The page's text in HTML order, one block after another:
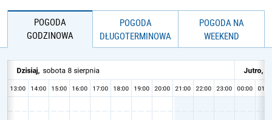
POGODA
GODZINOWA
POGODA
DŁUGOTERMINOWA
POGODA NA
WEEKEND